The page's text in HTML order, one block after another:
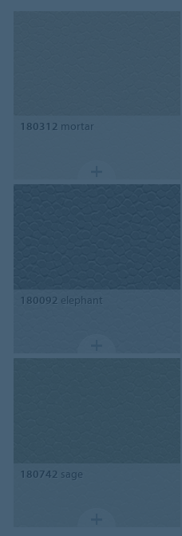
180312 mortar
180092 elephant
180742 sage